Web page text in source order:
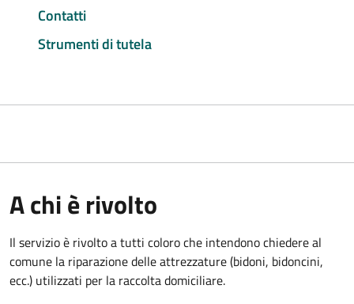
Contatti
Strumenti di tutela
A chi è rivolto
Il servizio è rivolto a tutti coloro che intendono chiedere al
comune la riparazione delle attrezzature (bidoni, bidoncini,
ecc.) utilizzati per la raccolta domiciliare.